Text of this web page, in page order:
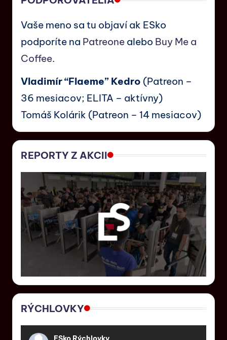
Vaše meno sa tu objaví ak ESko
podporíte na Patreone alebo Buy Me a
Coffee.
Vladimír “Flaeme” Kedro (Patreon –
36 mesiacov; ELITA – aktívny)
Tomáš Kolárik (Patreon – 14 mesiacov)
REPORTY Z AKCII
RÝCHLOVKY